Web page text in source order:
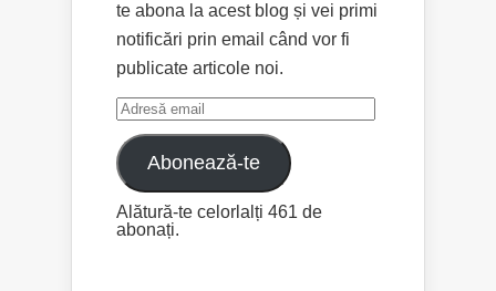
te abona la acest blog și vei primi
notificări prin email când vor fi
publicate articole noi.
Adresă
email
Abonează-te
Alătură-te celorlalți 461 de
abonați.